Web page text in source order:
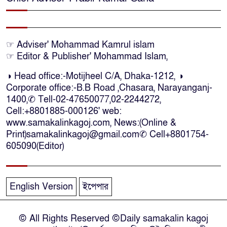
লাশ আনা’সহ পূর্ণ সহায়তার আশ্বাস
কক্সবাজারে কোস্টগার্ডের অভিযানে
দেশীয় মদসহ আটক-৪
দক্ষিণ আফ্রিকায় দোকানে আগুন, ৬
বাংলাদেশি নিহত
দৃষ্টিপ্রতিবন্ধী শিক্ষার্থী পাশে দাঁড়ালেন
নারায়ণগঞ্জে পুলিশ কর্মকর্তার ঝুলন্ত
মরদেহ উদ্ধার
☞ Adviser' Mohammad Kamrul islam
☞ Editor & Publisher' Mohammad Islam,
◑ Head office:-Motijheel C/A, Dhaka-1212, ◑
Corporate office:-B.B Road ,Chasara, Narayanganj-
1400,✆ Tell-02-47650077,02-2244272,
Cell:+8801885-000126' web:
www.samakalinkagoj.com, News:(Online &
Print)samakalinkagoj@gmail.com✆ Cell+8801754-
605090(Editor)
English Version ইপেপার
© All Rights Reserved ©Daily samakalin kagoj